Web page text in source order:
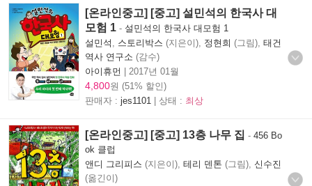
[온라인중고] [중고] 설민석의 한국사 대
모험 1 - 설민석의 한국사 대모험 1
설민석
스토리박스 (지은이), 정현희 (그림), 태건
역사 연구소 (감수)
아이휴먼 | 2017년 01월
4,800원 (51% 할인)
판매자 : jes1101 | 상태 : 최상
[온라인중고] [중고] 13층 나무 집 - 456 Bo
ok 클럽
앤디 그리피스 (지은이), 테리 덴톤 (그림), 신수진
(옮긴이)